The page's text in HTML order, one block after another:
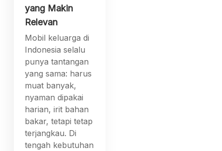
yang Makin
Relevan
Mobil keluarga di
Indonesia selalu
punya tantangan
yang sama: harus
muat banyak,
nyaman dipakai
harian, irit bahan
bakar, tetapi tetap
terjangkau. Di
tengah kebutuhan